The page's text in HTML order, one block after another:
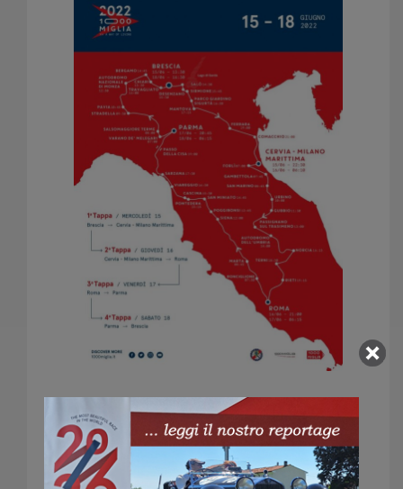
www.1000miglia.it
PROGRAMMA
PERCORSO
ORDINE DI PARTENZA